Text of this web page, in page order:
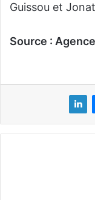
Guissou et
Source :